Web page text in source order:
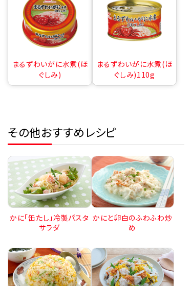
まるずわいがに水煮(ほ
ぐしみ)
まるずわいがに水煮(ほ
ぐしみ)110g
その他おすすめレシピ
かに「缶たし」冷製パスタ
サラダ
かにと卵白のふわふわ炒
め